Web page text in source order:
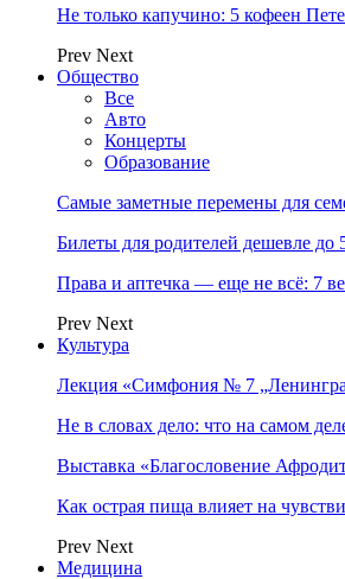
Не только капучино: 5 кофеен
Prev Next
Общество
Все
Авто
Концерты
Образование
Самые заметные перемены для
Билеты для родителей дешевле до
Права и аптечка — еще не всё: 7
Prev Next
Культура
Лекция «Симфония № 7
Не в словах дело: что на самом
Выставка «Благословение
Как острая пища влияет на
Prev Next
Медицина